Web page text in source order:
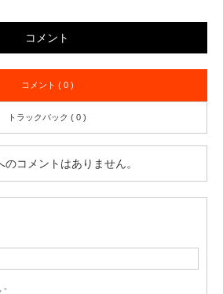
コメント
コメント ( 0 )
トラックバック ( 0 )
のコメントはありません。
-